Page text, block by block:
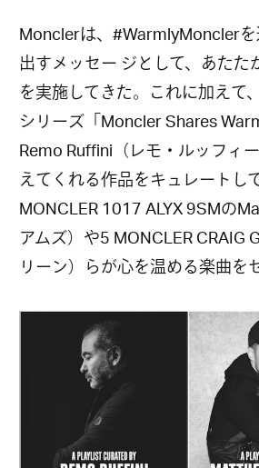
Monclerは、#WarmlyMoncler
出すメッセー ジとして、あた
を実施してきた。これに加え
シリーズ「Moncler Shares
Remo Ruffini（レモ・ルッフィ
えてくれる作品をキュレート
MONCLER 1017 ALYX 9SMの
アムズ）や5 MONCLER
リーン）らが心を温める楽曲を